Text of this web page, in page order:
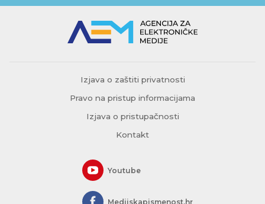
Izjava o zaštiti privatnosti
Pravo na pristup informacijama
Izjava o pristupačnosti
Kontakt
Youtube
Medijskapismenost.hr